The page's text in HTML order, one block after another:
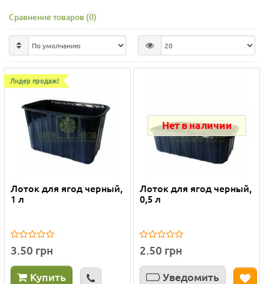
Сравнение товаров (0)
Лидер продаж!
Лоток для ягод черный,
1 л
3.50 грн
Купить
Нет в наличии
Лоток для ягод черный,
0,5 л
2.50 грн
Уведомить